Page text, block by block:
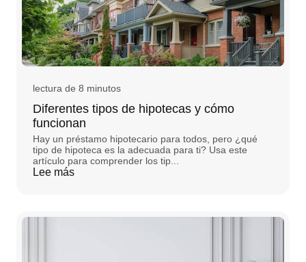
lectura de 8 minutos
Diferentes tipos de hipotecas y cómo
funcionan
Hay un préstamo hipotecario para todos, pero ¿qué
tipo de hipoteca es la adecuada para ti? Usa este
artículo para comprender los tip...
Lee más